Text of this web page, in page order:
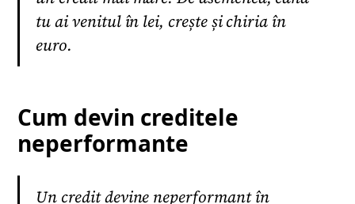
tu ai venitul în lei, crește și chiria în
euro.
Cum devin creditele
neperformante
Un credit devine neperformant în